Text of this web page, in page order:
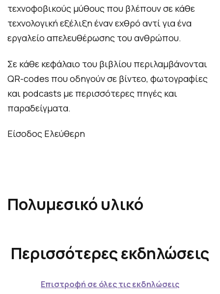
τεχνοφοβικούς μύθους που βλέπουν σε κάθε
τεχνολογική εξέλιξη έναν εχθρό αντί για ένα
εργαλείο απελευθέρωσης του ανθρώπου.
Σε κάθε κεφάλαιο του βιβλίου περιλαμβάνονται
QR-codes που οδηγούν σε βίντεο, φωτογραφίες
και podcasts με περισσότερες πηγές και
παραδείγματα.
Είσοδος Ελεύθερη
Πολυμεσικό υλικό
Περισσότερες εκδηλώσεις
Επιστροφή σε όλες τις εκδηλώσεις